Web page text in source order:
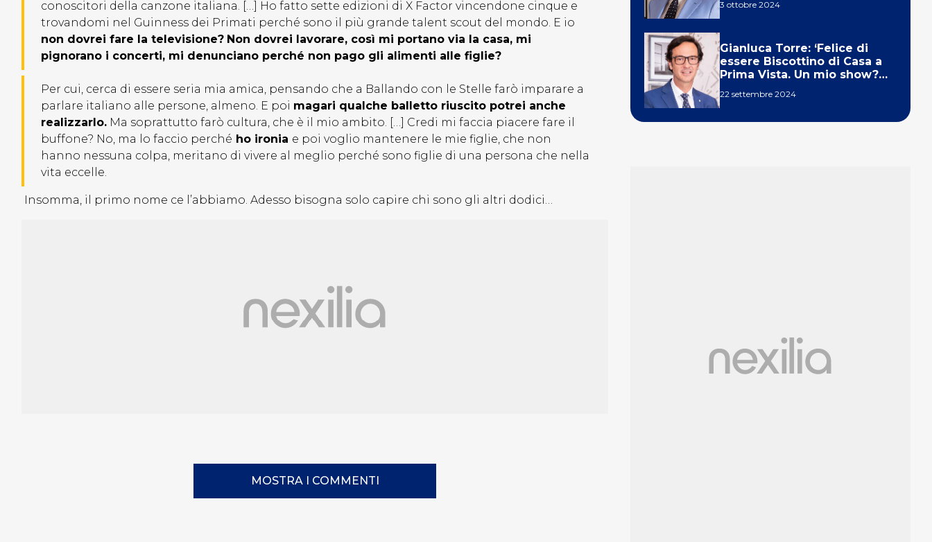
conoscitori della canzone italiana. […] Ho fatto sette edizioni di X Factor vincendone cinque e
trovandomi nel Guinness dei Primati perché sono il più grande talent scout del mondo. E io
non dovrei fare la televisione? Non dovrei lavorare, così mi portano via la casa, mi
pignorano i concerti, mi denunciano perché non pago gli alimenti alle figlie?
Per cui, cerca di essere seria mia amica, pensando che a Ballando con le Stelle farò imparare a
parlare italiano alle persone, almeno. E poi magari qualche balletto riuscito potrei anche
realizzarlo. Ma soprattutto farò cultura, che è il mio ambito. […] Credi mi faccia piacere fare il
buffone? No, ma lo faccio perché ho ironia e poi voglio mantenere le mie figlie, che non
hanno nessuna colpa, meritano di vivere al meglio perché sono figlie di una persona che nella
vita eccelle.
Insomma, il primo nome ce l’abbiamo. Adesso bisogna solo capire chi sono gli altri dodici…
MOSTRA I COMMENTI
3 ottobre 2024
Gianluca Torre: ‘Felice di
essere Biscottino di Casa a
Prima Vista. Un mio show?
22 settembre 2024